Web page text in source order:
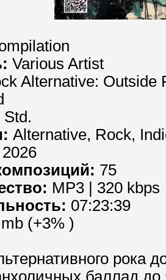
Various Artist
Alternative: Outside
Std.
Alternative, Rock,
2026
75
MP3 | 320 kbps
07:23:39
(+3% )
рока
баллад